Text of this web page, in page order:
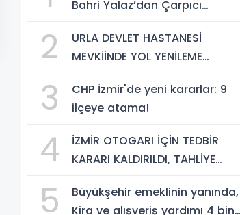
Bahri Yalaz’dan Çarpıcı
2
URLA DEVLET HASTANESİ
MEVKİİNDE YOL YENİLEME
3
CHP İzmir'de yeni kararlar: 9
ilçeye atama!
4
İZMİR OTOGARI İÇİN TEDBİR
KARARI KALDIRILDI, TAHLİYE
5
Büyükşehir emeklinin yanında,
Kira ve alışveriş yardımı 4 bin